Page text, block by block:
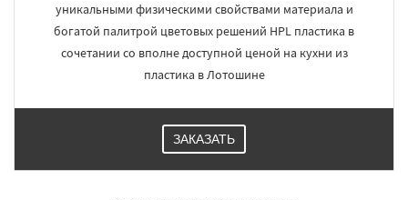
уникальными физическими свойствами материала и
богатой палитрой цветовых решений HPL пластика в
сочетании со вполне доступной ценой на кухни из
пластика в Лотошине
ЗАКАЗАТЬ